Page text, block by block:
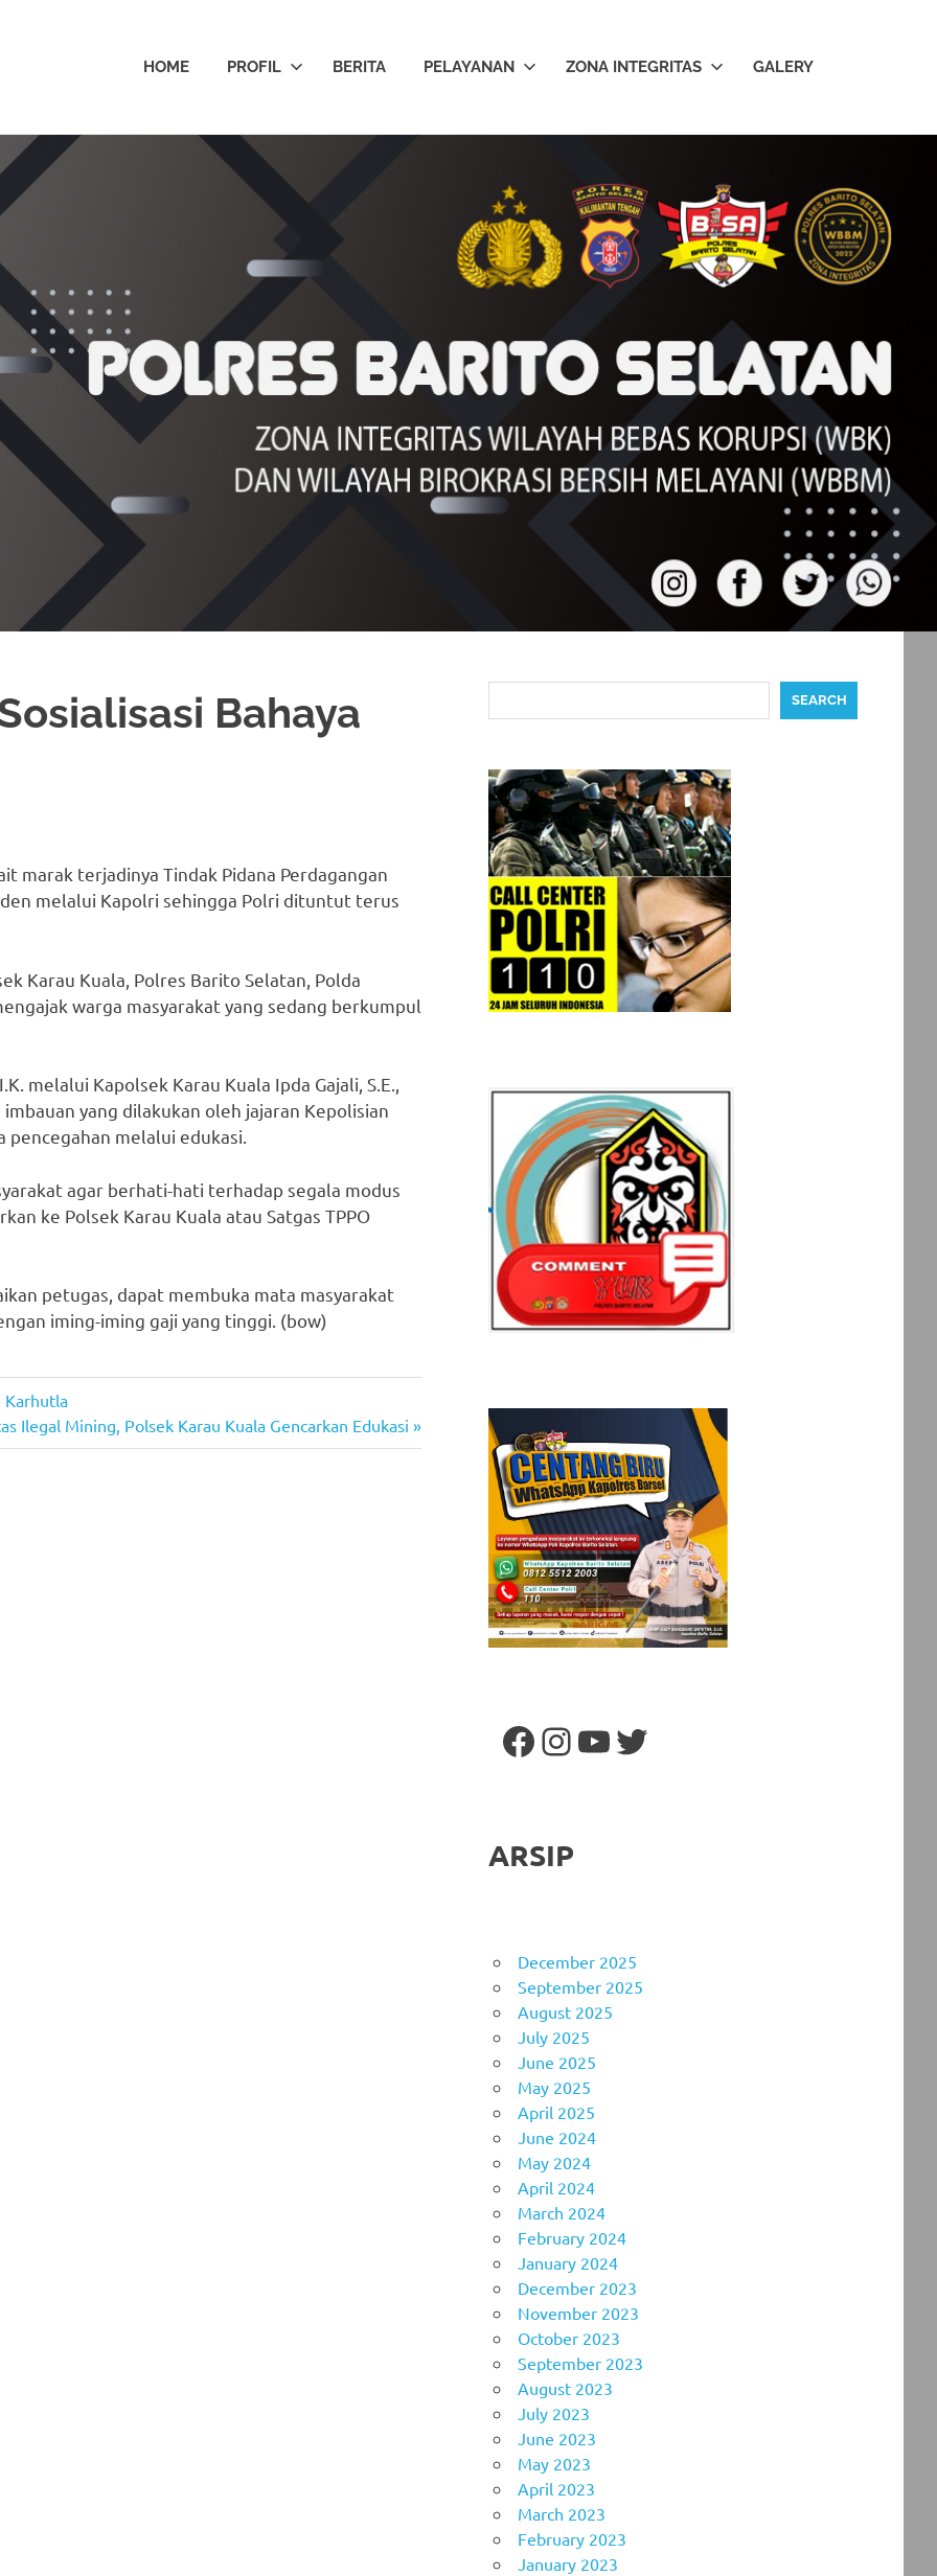
HOME PROFIL BERITA PELAYANAN ZONA INTEGRITAS GALERY
Bahaya
marak terjadinya Tindak Pidana Perdagangan
melalui Kapolri sehingga Polri dituntut terus
Karau Kuala, Polres Barito Selatan, Polda
warga masyarakat yang sedang berkumpul
melalui Kapolsek Karau Kuala Ipda Gajali, S.E.,
yang dilakukan oleh jajaran Kepolisian
melalui edukasi.
agar berhati-hati terhadap segala modus
ke Polsek Karau Kuala atau Satgas TPPO
petugas, dapat membuka mata masyarakat
iming-iming gaji yang tinggi. (bow)
Karhutla
Ilegal Mining, Polsek Karau Kuala Gencarkan Edukasi
SEARCH
Facebook
Instagram
YouTube
Twitter
ARSIP
December 2025
September 2025
August 2025
July 2025
June 2025
May 2025
April 2025
June 2024
May 2024
April 2024
March 2024
February 2024
January 2024
December 2023
November 2023
October 2023
September 2023
August 2023
July 2023
June 2023
May 2023
April 2023
March 2023
February 2023
January 2023